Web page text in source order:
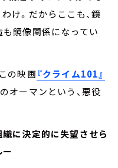
け。だからここも、鏡
鏡像関係になってい
の映画『クライム101』
オーマンという、悪役
に決定的に失望させら